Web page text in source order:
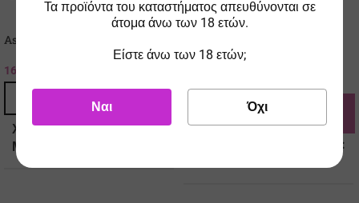
Τα προϊόντα του καταστήματος απευθύνονται σε
άτομα άνω των 18 ετών.
Είστε άνω των 18 ετών;
Ναι Όχι
Aspire Vilter 2 Pod Kit 2ml Black
16.90
ΧΩΡΗΤΙΚΌΤΗΤΑ
ΜΠΑΤΑΡΊΑΣ
Royal Soul
ΠΡΟΣΘΉΚΗ ΣΤΟ ΚΑΛΆΘΙ